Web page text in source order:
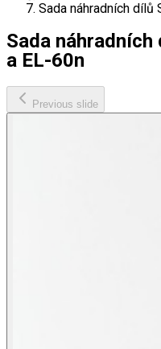
Sada náhradních dílů
Sada náhradních
a EL-60n
Previous slide